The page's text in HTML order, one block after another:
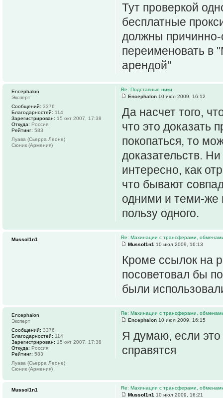
Тут проверкой
бесплатные
должны причинно-
переименовать в
арендой"
Re: Подставные ники
Encephalon 10 июл 2009, 16:12
Да насчет того,
что это доказать
покопаться, то
доказательств.
интересно, как
что бывают
одними и теми-же
пользу одного.
Encephalon
Эксперт
Сообщений: 3376
Благодарностей: 114
Зарегистрирован: 15 окт 2007, 17:38
Откуда: Россия
Рейтинг: 583
Луава (Сьерра Леоне)
Сюник (Армения)
Re: Махинации с трансферами,
Mussol1n1 10 июл 2009, 16:13
Кроме ссылок на
посоветовал бы
были
Mussol1n1
Re: Махинации с трансферами,
Encephalon 10 июл 2009, 16:15
Я думаю, если
справятся
Encephalon
Эксперт
Сообщений: 3376
Благодарностей: 114
Зарегистрирован: 15 окт 2007, 17:38
Откуда: Россия
Рейтинг: 583
Луава (Сьерра Леоне)
Сюник (Армения)
Re: Махинации с трансферами,
Mussol1n1 10 июл 2009, 16:21
Mussol1n1